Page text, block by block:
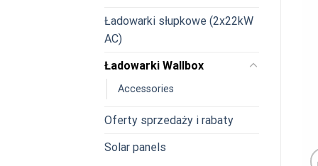
Ładowarki słupkowe (2x22kW
AC)
Ładowarki Wallbox
Accessories
Oferty sprzedaży i rabaty
Solar panels